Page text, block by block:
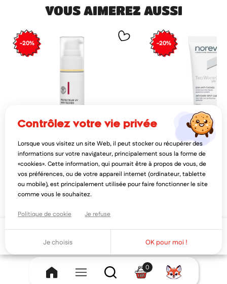
VOUS AIMEREZ AUSSI
-20%
UNIFARCO
unifarco protecteur uv anti-taches
spf50 - 50ml
22,00€
17,60€
AJOUTER AU PANIER
-20%
NOREVA
noreva trio white xp
spf50+ 40ml
48,34€
0
contrôlez votre vie privée
Lorsque vous visitez un site Web, il peut stocker ou récupérer des
informations sur votre navigateur, principalement sous la forme de
«cookies». Cette information, qui pourrait être à propos de vous, de
vos préférences, ou de votre appareil internet (ordinateur, tablette
ou mobile), est principalement utilisée pour faire fonctionner le site
comme vous le souhaitez.
Politique de cookie Je refuse
Je choisis OK pour moi !